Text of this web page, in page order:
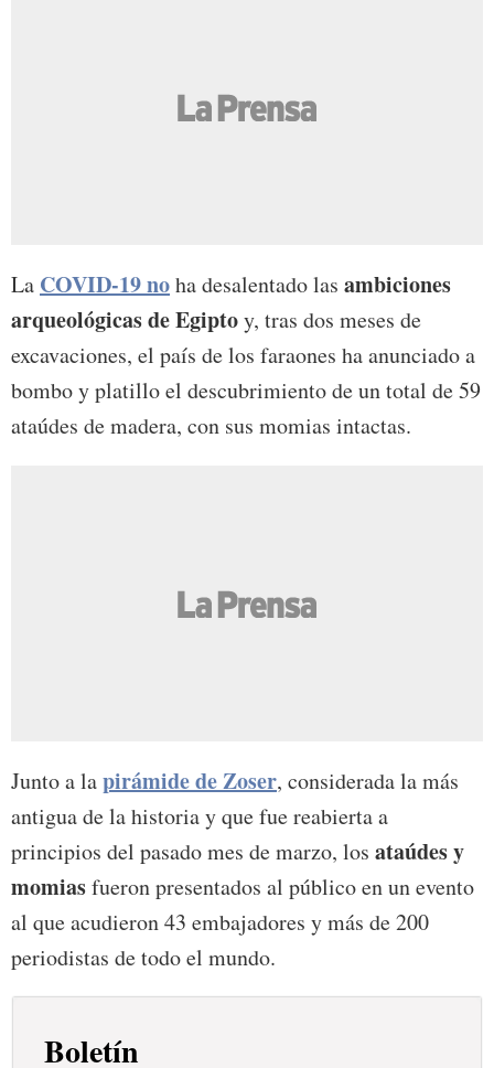
La COVID-19 noha desalentado las ambiciones
arqueológicas de Egiptoy, tras dos meses de
excavaciones, el país de los faraones ha anunciado a
bombo y platillo el descubrimiento de un total de 59
ataúdes de madera, con sus momias intactas.
Junto a lapirámide de Zoser, considerada la más
antigua de la historia y que fue reabierta a
principios del pasado mes de marzo, los ataúdes y
momiasfueron presentados al público en un evento
al que acudieron 43 embajadores y más de 200
periodistas de todo el mundo.
Boletín